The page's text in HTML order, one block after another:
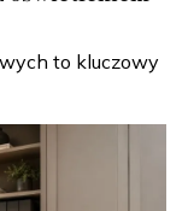
to kluczowy